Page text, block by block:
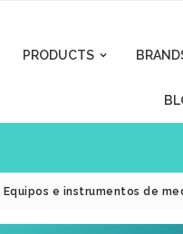

PRODUCTS
Equipos e instrumentos de